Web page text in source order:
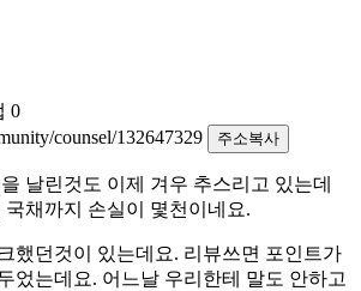
0
counsel/132647329
주소복사
날린것도 이제 겨우 추스리고 있는데
국채까지 손실이 몇천이네요.
했던것이 있는데요. 리뷰쓰면 포인트가
었는데요. 어느날 우리한테 말도 안하고